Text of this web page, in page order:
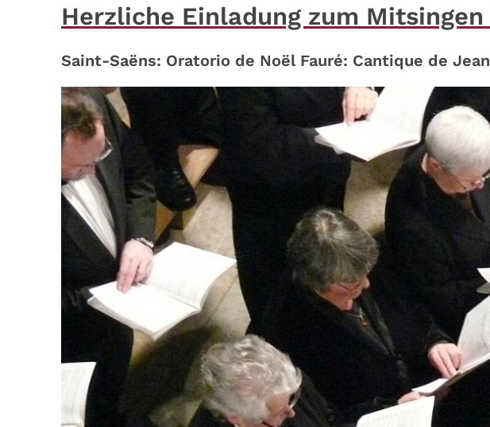
Herzliche Einladung zum Mitsingen
Saint-Saëns: Oratorio de Noël Fauré: Cantique de